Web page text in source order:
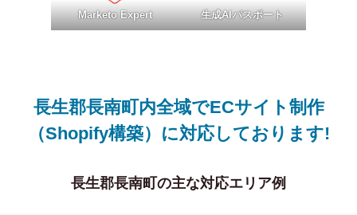
Marketo Expert 生成AIパスポート
長生郡長南町内全域でECサイト制作
（Shopify構築）に対応しております!
長生郡長南町の主な対応エリア例